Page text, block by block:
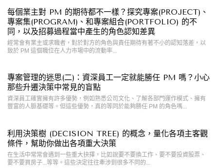
每個業主對 PM 的期待都不一樣？探究專案(PROJECT)、
專案集(PROGRAM)、和專案組合(PORTFOLIO) 的不
同，以及招募過程當中產生的角色認知差異
經常會有業主或求職者，對於對方的角色與責任期待有著不小的認知落差，以
致於 PM 這個職位在人力市場中的流動率...
專案管理的迷思(二)：資深員工一定就能勝任 PM 嗎？小心
那些升遷決策中常見的盲點
資深員工確實擁有許多優勢，例如熟悉公司文化、了解各部門運作模式、擁有
豐富的人脈基礎等。但這些優勢，真的等同於能夠勝任 PM 的角色嗎...
利用決策樹 (DECISION TREE) 的概念，量化各項主客觀
條件，幫助你做出各項重大決策
在生活中常常會遇到一些重大抉擇，比如說要不要換工作、要不要投資股票、
要不要買房子...等等。這些決定往往牽涉到很多不同的...